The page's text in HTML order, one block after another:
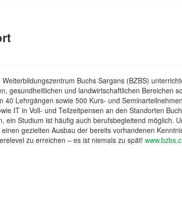
Weiterbildungszentrum Buchs Sargans (BZBS)
gesundheitlichen und landwirtschaftlichen Bereichen
40 Lehrgängen sowie 500 Kurs- und
IT in Voll- und Teilzeitpensen an den Standorten
ein Studium ist häufig auch berufsbegleitend möglich.
gezielten Ausbau der bereits vorhandenen
zu erreichen – es ist niemals zu spät!